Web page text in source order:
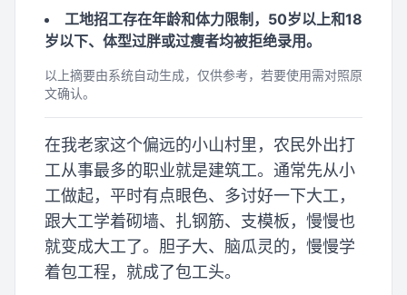
工地招工存在年龄和体力限制，50岁以上和18
岁以下、体型过胖或过瘦者均被拒绝录用。
以上摘要由系统自动生成，仅供参考，若要使用需对照原
文确认。
在我老家这个偏远的小山村里，农民外出打
工从事最多的职业就是建筑工。通常先从小
工做起，平时有点眼色、多讨好一下大工，
跟大工学着砌墙、扎钢筋、支模板，慢慢也
就变成大工了。胆子大、脑瓜灵的，慢慢学
着包工程，就成了包工头。